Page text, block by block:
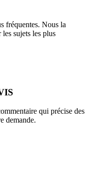
fréquentes. Nous la
sujets les plus
qui précise des
demande.